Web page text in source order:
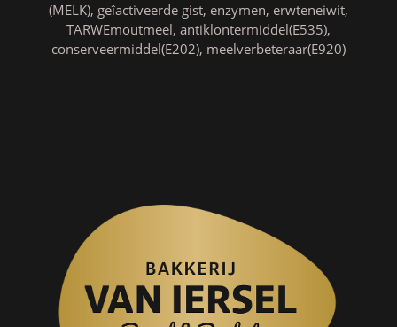
(MELK), geîactiveerde gist, enzymen, erwteneiwit,
TARWEmoutmeel, antiklontermiddel(E535),
conserveermiddel(E202), meelverbeteraar(E920)